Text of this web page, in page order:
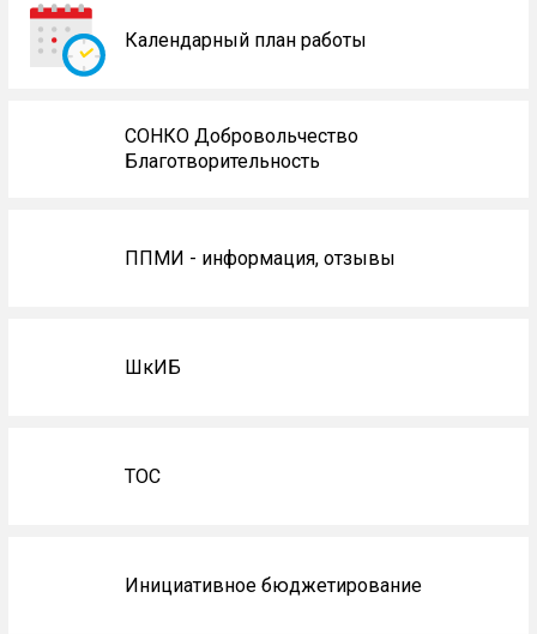
Календарный план работы
СОНКО Добровольчество
Благотворительность
ППМИ - информация, отзывы
ШкИБ
ТОС
Инициативное бюджетирование